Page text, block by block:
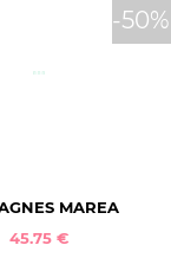
-50%
MAREA
45.75 €